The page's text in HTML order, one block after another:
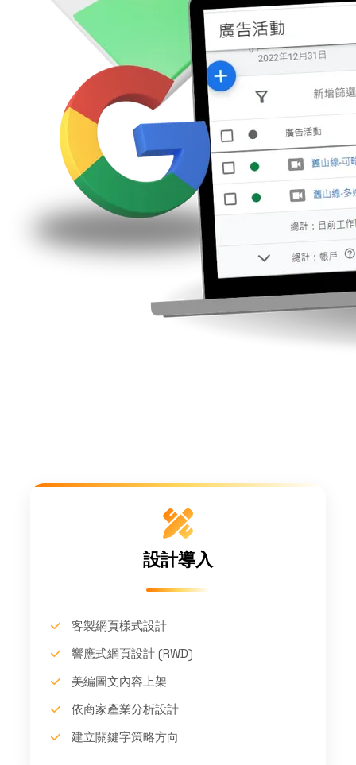
設計導入
客製網頁樣式設計
響應式網頁設計 (RWD)
美編圖文內容上架
依商家產業分析設計
建立關鍵字策略方向